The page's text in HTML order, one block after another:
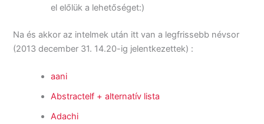
el előlük a lehetőséget:)
Na és akkor az intelmek után itt van a legfrissebb névsor
(2013 december 31. 14.20-ig jelentkezettek) :
aani
Abstractelf + alternatív lista
Adachi